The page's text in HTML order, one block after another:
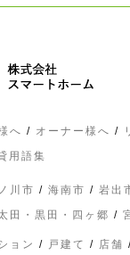
へ / オーナー様へ /
用語集
川市 / 海南市 / 岩出
田・黒田・四ヶ郷 /
ョン / 戸建て / 店舗